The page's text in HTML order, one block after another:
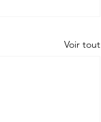
Voir tout